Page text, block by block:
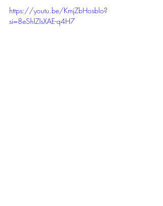
https://youtu.be/KmjZbHosblo?
si=8eShIZIsXAE-q4H7